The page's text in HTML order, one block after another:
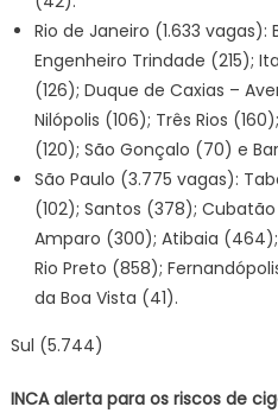
Rio de Janeiro (1.633 vagas):
Engenheiro Trindade (215);
(126); Duque de Caxias –
Nilópolis (106); Três Rios
(120); São Gonçalo (70) e
São Paulo (3.775 vagas):
(102); Santos (378);
Amparo (300); Atibaia
Rio Preto (858);
da Boa Vista (41).
Sul (5.744)
INCA alerta para os riscos de